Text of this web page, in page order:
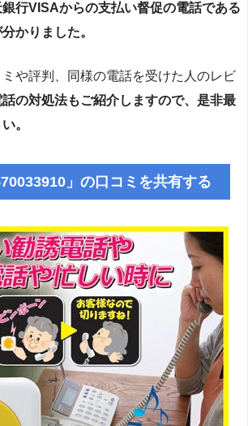
行VISAからの支払い督促の電話である
かりました。
や評判、同様の電話を受けた人のレビ
の対処法もご紹介しますので、是非最
。
」の口コミを共有する